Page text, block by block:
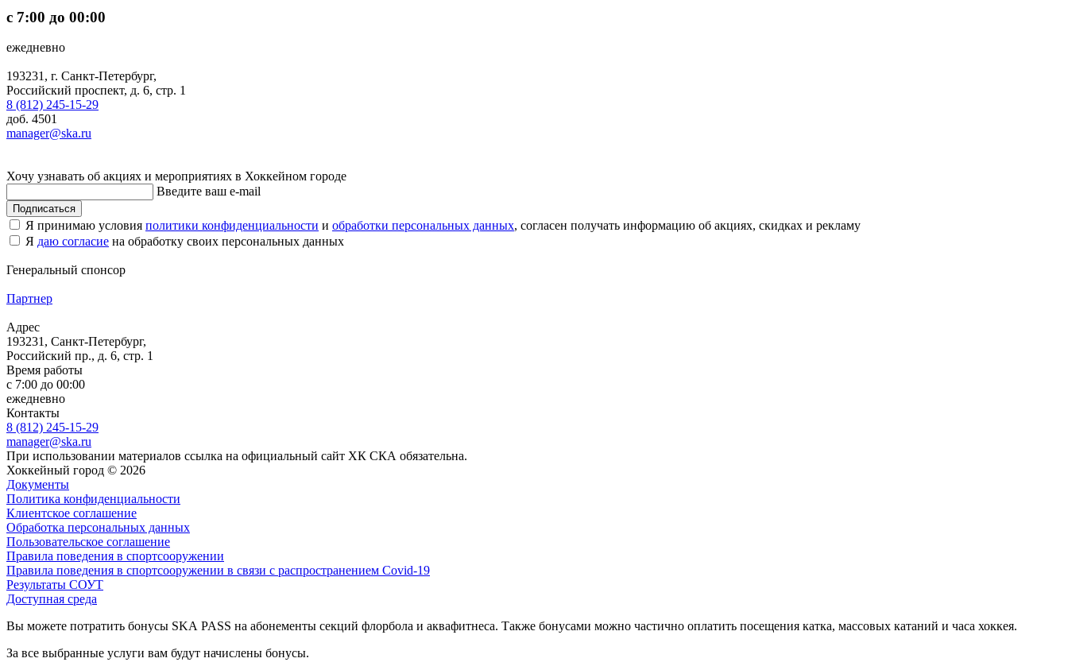
с 7:00 до 00:00
ежедневно
193231, г. Санкт-Петербург,
Российский проспект, д. 6, стр. 1
8 (812) 245-15-29
доб. 4501
manager@ska.ru
Хочу узнавать об акциях и мероприятиях в Хоккейном городе
Введите ваш e-mail
Подписаться
Я принимаю условия политики конфиденциальности и обработки персональных данных, согласен получать информацию об акциях, скидках и рекламу
Я даю согласие на обработку своих персональных данных
Генеральный спонсор
Партнер
Адрес
193231, Санкт-Петербург,
Российский пр., д. 6, стр. 1
Время работы
с 7:00 до 00:00
ежедневно
Контакты
8 (812) 245-15-29
manager@ska.ru
При использовании материалов ссылка на официальный сайт ХК СКА обязательна.
Хоккейный город © 2026
Документы
Политика конфиденциальности
Клиентское соглашение
Обработка персональных данных
Пользовательское соглашение
Правила поведения в спортсооружении
Правила поведения в спортсооружении в связи с распространением Covid-19
Результаты СОУТ
Доступная среда
Вы можете потратить бонусы SKA PASS на абонементы секций флорбола и аквафитнеса. Также бонусами можно частично оплатить посещения катка, массовых катаний и часа хоккея.
За все выбранные услуги вам будут начислены бонусы.